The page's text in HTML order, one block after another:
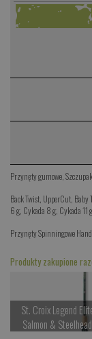
Przynęty gumowe ,Szczupak
Back Twist UpperCut Baby
6 g, Cykada 8 g, Cykada 11
Przynęty Spinningowe
Produkty zakupione
St. Croix Legend
Salmon & Steelhead